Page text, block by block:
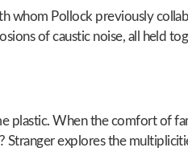
whom Pollock previously
of caustic noise, all held
plastic. When the comfort of
explores the